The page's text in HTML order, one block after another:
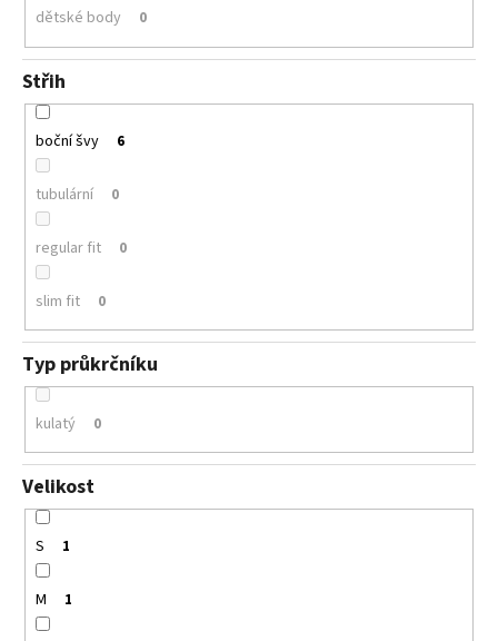
dětské body 0
Střih
boční švy 6
tubulární 0
regular fit 0
slim fit 0
Typ průkrčníku
kulatý 0
Velikost
S 1
M 1